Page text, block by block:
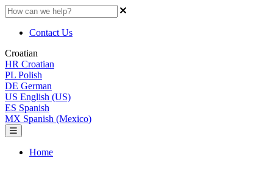
Contact Us
Croatian
HR Croatian
PL Polish
DE German
US English (US)
ES Spanish
MX Spanish (Mexico)
Home